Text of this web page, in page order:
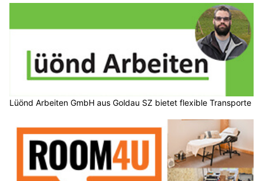
Lüönd Arbeiten GmbH aus Goldau SZ bietet flexible Transporte